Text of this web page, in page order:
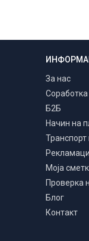
За нас
Соработка
Б2Б
Начин на
Моја
Проверка
Блог
Контакт